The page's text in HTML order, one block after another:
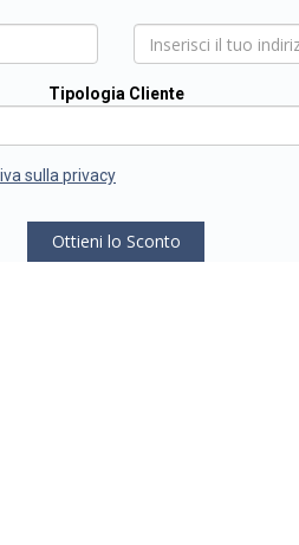
Tipologia Cliente
sulla privacy
Ottieni lo Sconto